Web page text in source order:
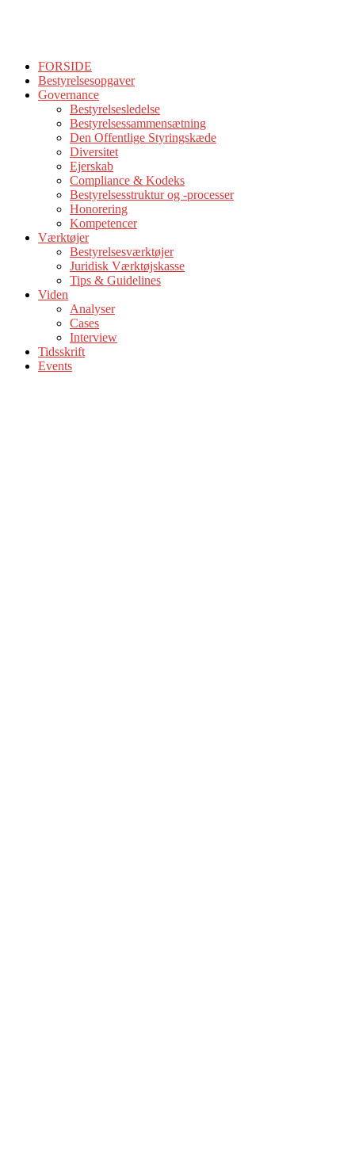
FORSIDE
Bestyrelsesopgaver
Governance
Bestyrelsesledelse
Bestyrelsessammensætning
Den Offentlige Styringskæde
Diversitet
Ejerskab
Compliance & Kodeks
Bestyrelsesstruktur og -processer
Honorering
Kompetencer
Værktøjer
Bestyrelsesværktøjer
Juridisk Værktøjskasse
Tips & Guidelines
Viden
Analyser
Cases
Interview
Tidsskrift
Events